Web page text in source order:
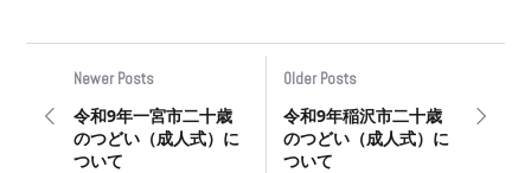
Newer Posts
令和9年一宮市二十歳
のつどい（成人式）に
ついて
Older Posts
令和9年稲沢市二十歳
のつどい（成人式）に
ついて